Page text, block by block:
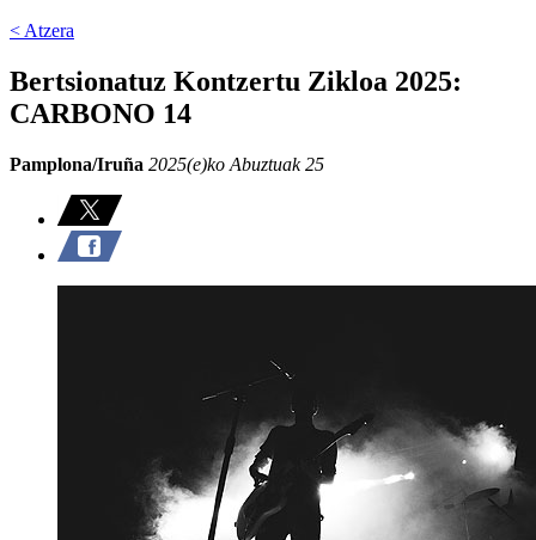
< Atzera
Bertsionatuz Kontzertu Zikloa 2025:
CARBONO 14
Pamplona/Iruña 2025(e)ko Abuztuak 25